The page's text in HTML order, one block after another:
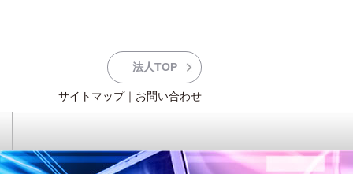
法人TOP
サイトマップ｜ お問い合わせ
質管理